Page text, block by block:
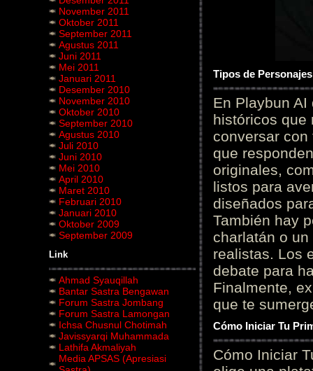
November 2011
Oktober 2011
September 2011
Agustus 2011
Juni 2011
Mei 2011
Januari 2011
Desember 2010
November 2010
Oktober 2010
September 2010
Agustus 2010
Juli 2010
Juni 2010
Mei 2010
April 2010
Maret 2010
Februari 2010
Januari 2010
Oktober 2009
September 2009
Link
Ahmad Syauqillah
Bantar Sastra Bengawan
Forum Sastra Jombang
Forum Sastra Lamongan
Ichsa Chusnul Chotimah
Javissyarqi Muhammada
Lathifa Akmaliyah
Media APSAS (Apresiasi
Tipos de
En Playbun
históricos que
conversar
que
originales,
listos para
diseñados
También hay
charlatán o
realistas. Los
debate para
Finalmente,
que te
Cómo Iniciar Tu
Cómo Iniciar